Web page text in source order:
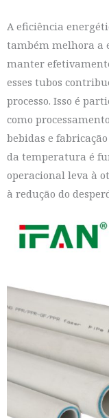
A eficiência
também melhora a
manter
esses tubos
processo. Isso é
como
bebidas e
da temperatura é
operacional leva à
à redução do